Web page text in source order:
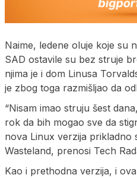
Naime, ledene oluje koje su
SAD ostavile su bez struje
njima je i dom Linusa
je zbog toga razmišljao da
“Nisam imao struju šest
rok da bih mogao sve da
nova Linux verzija prikladno
Wasteland, prenosi Tech
Kao i prethodna verzija, i